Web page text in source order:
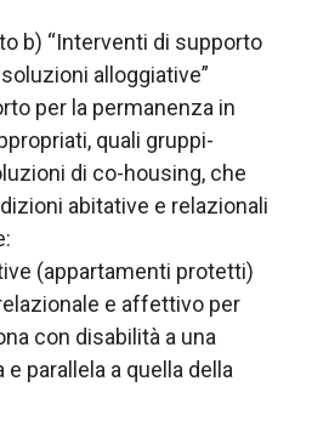
b) “Interventi di supporto
alloggiative”
per la permanenza in
quali gruppi-
di co-housing, che
abitative e relazionali
(appartamenti protetti)
e affettivo per
con disabilità a una
parallela a quella della